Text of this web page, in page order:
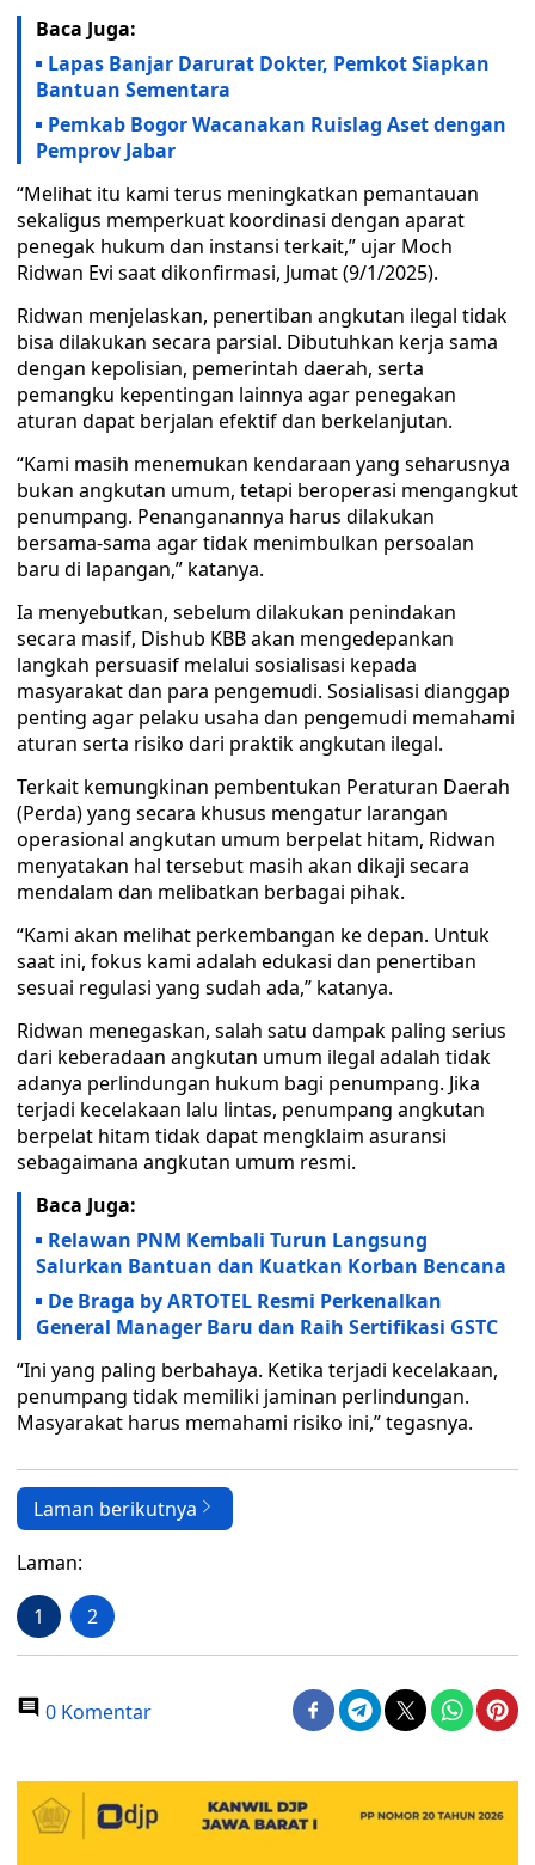
Baca Juga:
Lapas Banjar Darurat Dokter, Pemkot Siapkan
Bantuan Sementara
Pemkab Bogor Wacanakan Ruislag Aset dengan
Pemprov Jabar
“Melihat itu kami terus meningkatkan pemantauan
sekaligus memperkuat koordinasi dengan aparat
penegak hukum dan instansi terkait,” ujar Moch
Ridwan Evi saat dikonfirmasi, Jumat (9/1/2025).
Ridwan menjelaskan, penertiban angkutan ilegal tidak
bisa dilakukan secara parsial. Dibutuhkan kerja sama
dengan kepolisian, pemerintah daerah, serta
pemangku kepentingan lainnya agar penegakan
aturan dapat berjalan efektif dan berkelanjutan.
“Kami masih menemukan kendaraan yang seharusnya
bukan angkutan umum, tetapi beroperasi mengangkut
penumpang. Penanganannya harus dilakukan
bersama-sama agar tidak menimbulkan persoalan
baru di lapangan,” katanya.
Ia menyebutkan, sebelum dilakukan penindakan
secara masif, Dishub KBB akan mengedepankan
langkah persuasif melalui sosialisasi kepada
masyarakat dan para pengemudi. Sosialisasi dianggap
penting agar pelaku usaha dan pengemudi memahami
aturan serta risiko dari praktik angkutan ilegal.
Terkait kemungkinan pembentukan Peraturan Daerah
(Perda) yang secara khusus mengatur larangan
operasional angkutan umum berpelat hitam, Ridwan
menyatakan hal tersebut masih akan dikaji secara
mendalam dan melibatkan berbagai pihak.
“Kami akan melihat perkembangan ke depan. Untuk
saat ini, fokus kami adalah edukasi dan penertiban
sesuai regulasi yang sudah ada,” katanya.
Ridwan menegaskan, salah satu dampak paling serius
dari keberadaan angkutan umum ilegal adalah tidak
adanya perlindungan hukum bagi penumpang. Jika
terjadi kecelakaan lalu lintas, penumpang angkutan
berpelat hitam tidak dapat mengklaim asuransi
sebagaimana angkutan umum resmi.
Baca Juga:
Relawan PNM Kembali Turun Langsung
Salurkan Bantuan dan Kuatkan Korban Bencana
De Braga by ARTOTEL Resmi Perkenalkan
General Manager Baru dan Raih Sertifikasi GSTC
“Ini yang paling berbahaya. Ketika terjadi kecelakaan,
penumpang tidak memiliki jaminan perlindungan.
Masyarakat harus memahami risiko ini,” tegasnya.
Laman berikutnya
Laman:
1 2
0 Komentar